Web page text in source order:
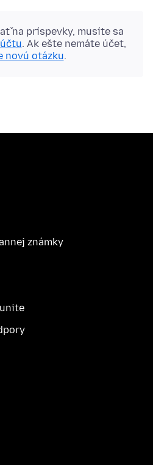
na príspevky, musíte sa
. Ak ešte nemáte účet,
novú otázku.
známky